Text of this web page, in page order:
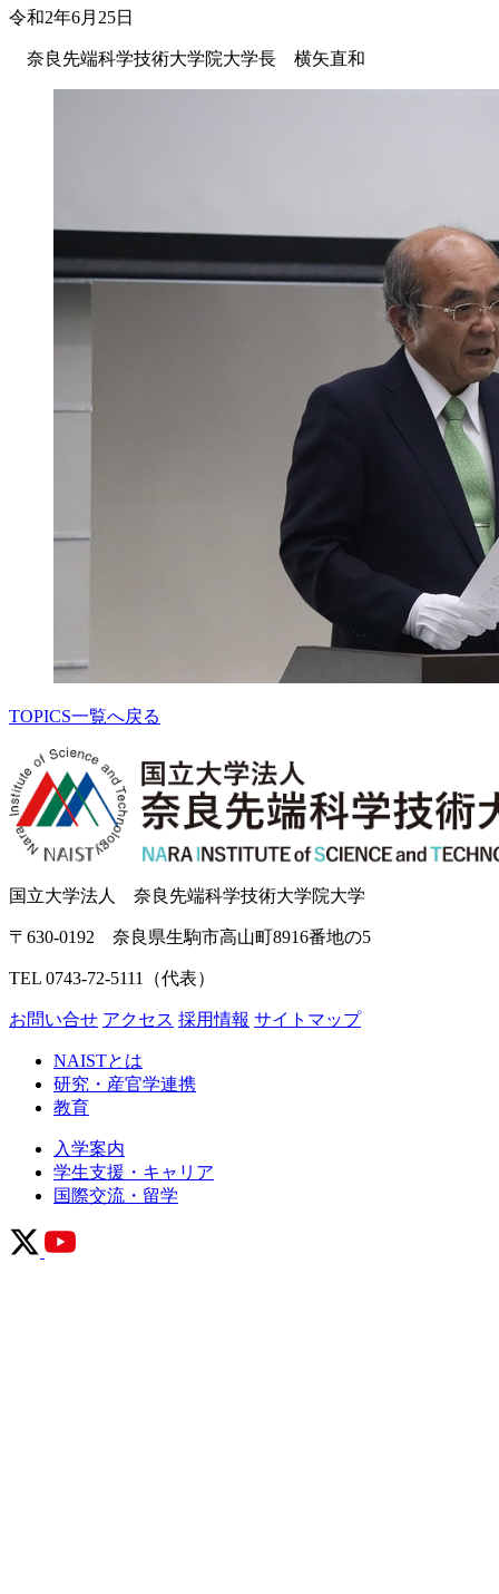
令和2年6月25日
奈良先端科学技術大学院大学長 横矢直和
TOPICS一覧へ戻る
国立大学法人 奈良先端科学技術大学院大学
〒630-0192 奈良県生駒市高山町8916番地の5
TEL 0743-72-5111（代表）
お問い合せ アクセス 採用情報 サイトマップ
NAISTとは
研究・産官学連携
教育
入学案内
学生支援・キャリア
国際交流・留学